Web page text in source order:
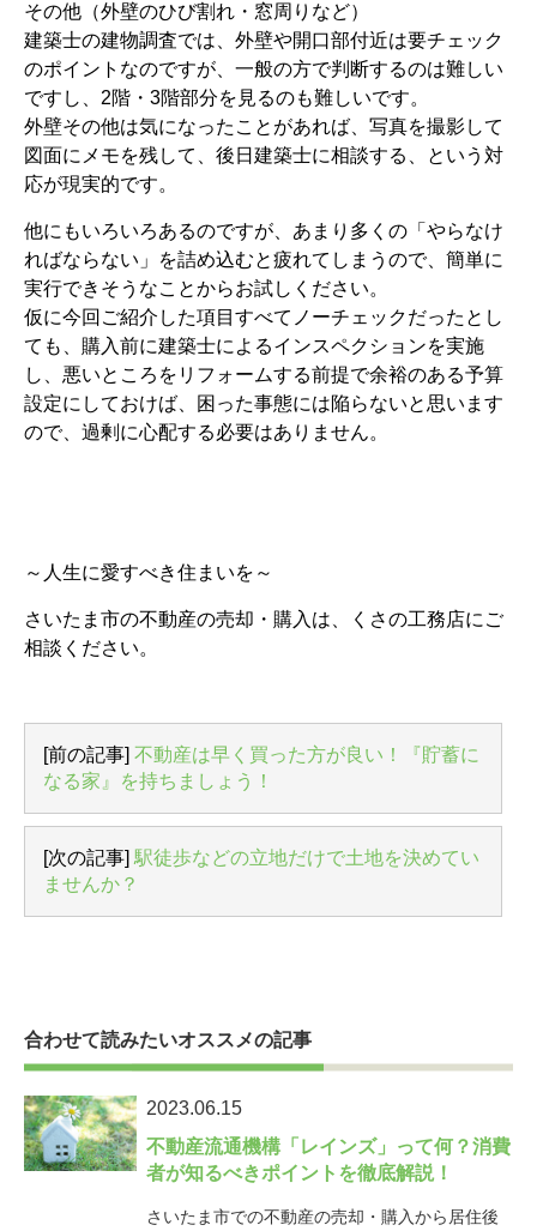
その他（外壁のひび割れ・窓周りなど）
建築士の建物調査では、外壁や開口部付近は要チェック
のポイントなのですが、一般の方で判断するのは難しい
ですし、2階・3階部分を見るのも難しいです。
外壁その他は気になったことがあれば、写真を撮影して
図面にメモを残して、後日建築士に相談する、という対
応が現実的です。
他にもいろいろあるのですが、あまり多くの「やらなけ
ればならない」を詰め込むと疲れてしまうので、簡単に
実行できそうなことからお試しください。
仮に今回ご紹介した項目すべてノーチェックだったとし
ても、購入前に建築士によるインスペクションを実施
し、悪いところをリフォームする前提で余裕のある予算
設定にしておけば、困った事態には陥らないと思います
ので、過剰に心配する必要はありません。
～人生に愛すべき住まいを～
さいたま市の不動産の売却・購入は、くさの工務店にご
相談ください。
[前の記事] 不動産は早く買った方が良い！『貯蓄に
なる家』を持ちましょう！
[次の記事]駅徒歩などの立地だけで土地を決めてい
ませんか？
合わせて読みたいオススメの記事
2023.06.15
不動産流通機構「レインズ」って何？消費
者が知るべきポイントを徹底解説！
さいたま市での不動産の売却・購入から居住後